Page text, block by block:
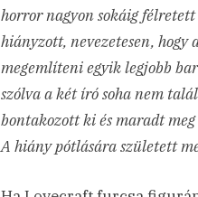
horror nagyon sokáig
hiányzott, nevezetesen,
megemlíteni egyik legjobb
szólva a két író soha nem
bontakozott ki és maradt
A hiány pótlására született